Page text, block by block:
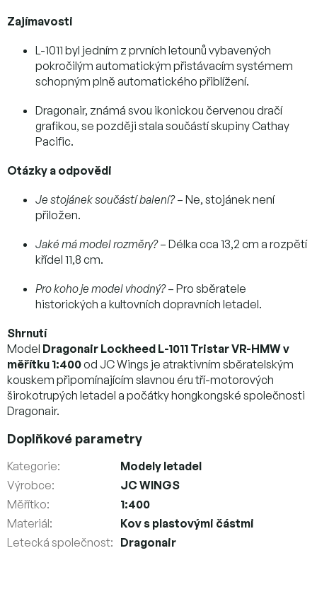
Zajímavosti
L-1011 byl jedním z prvních letounů vybavených
pokročilým automatickým přistávacím systémem
schopným plně automatického přiblížení.
Dragonair, známá svou ikonickou červenou dračí
grafikou, se později stala součástí skupiny Cathay
Pacific.
Otázky a odpovědi
Je stojánek součástí balení?– Ne, stojánek není
přiložen.
Jaké má model rozměry?– Délka cca 13,2 cm a rozpětí
křídel 11,8 cm.
Pro koho je model vhodný?– Pro sběratele
historických a kultovních dopravních letadel.
Shrnutí
Model Dragonair Lockheed L-1011 Tristar VR-HMW v
měřítku 1:400od JC Wings je atraktivním sběratelským
kouskem připomínajícím slavnou éru tří-motorových
širokotrupých letadel a počátky hongkongské společnosti
Dragonair.
Doplňkové parametry
Kategorie:
Modely letadel
Výrobce:
JC WINGS
Měřítko:
1:400
Materiál:
Kov s plastovými částmi
Letecká společnost: Dragonair